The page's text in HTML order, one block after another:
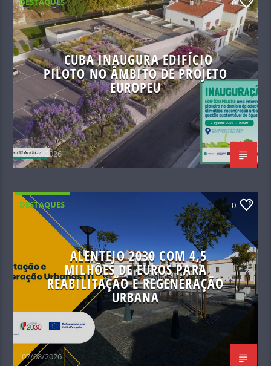
0
CUBA INAUGURA EDIFÍCIO
PILOTO NO ÂMBITO DE PROJETO
EUROPEU
07/08/2026
DESTAQUES 0
ALENTEJO 2030 COM 4,5
MILHÕES DE EUROS PARA
REABILITAÇÃO E REGENERAÇÃO
URBANA
07/08/2026